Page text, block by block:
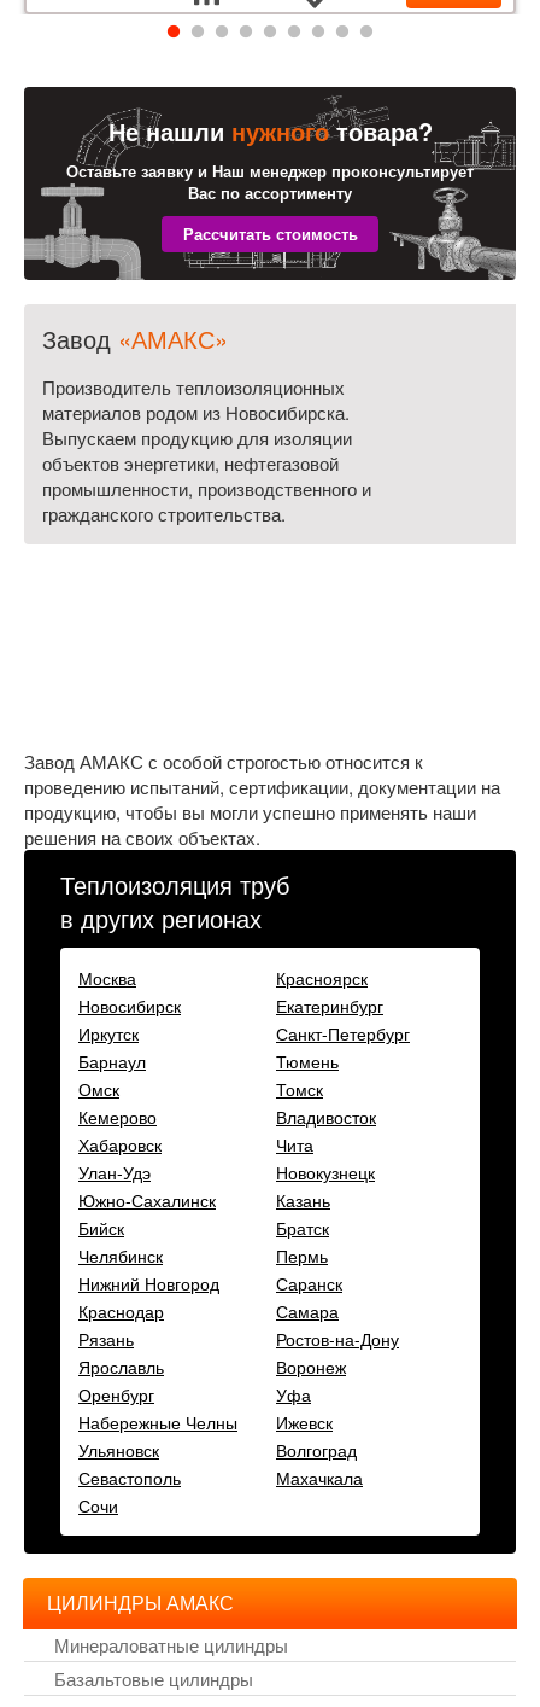
Не нашли нужноготовара?
Оставьте заявку и Наш менеджер проконсультирует
Вас по ассортименту
Завод «АМАКС»
Производитель теплоизоляционных
материалов родом из Новосибирска.
Выпускаем продукцию для изоляции
объектов энергетики, нефтегазовой
промышленности, производственного и
гражданского строительства.
Завод АМАКС с особой строгостью относится к
проведению испытаний, сертификации, документации на
продукцию, чтобы вы могли успешно применять наши
решения на своих объектах.
Теплоизоляция труб
в других регионах
Москва
Красноярск
Новосибирск
Екатеринбург
Иркутск
Санкт-Петербург
Барнаул
Тюмень
Омск
Томск
Кемерово
Владивосток
Хабаровск
Чита
Улан-Удэ
Новокузнецк
Южно-Сахалинск
Казань
Бийск
Братск
Челябинск
Пермь
Нижний Новгород
Саранск
Краснодар
Самара
Рязань
Ростов-на-Дону
Ярославль
Воронеж
Оренбург
Уфа
Набережные Челны
Ижевск
Ульяновск
Волгоград
Севастополь
Махачкала
Сочи
ЦИЛИНДРЫ АМАКС
Минераловатные цилиндры
Базальтовые цилиндры